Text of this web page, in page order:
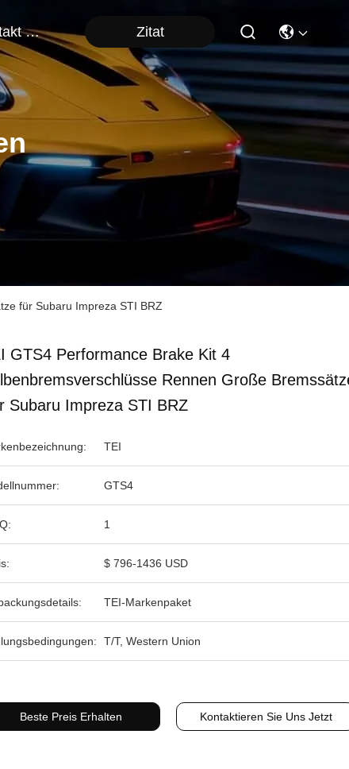
Kontakt Mit Uns Zitat
für Subaru Impreza STI BRZ
GTS4 Performance Brake Kit 4
Rennen Große
Subaru Impreza STI BRZ
TEI
GTS4
1
$ 796-1436 USD
TEI-Markenpaket
T/T, Western Union
Beste Preis Erhalten Kontaktieren Sie Uns Jetzt